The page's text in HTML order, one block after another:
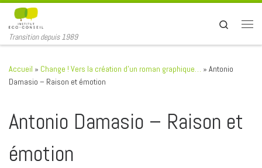
Passer au contenu
Transition depuis 1989
Search
Accueil » Change ! Vers la création d’un roman graphique… » Antonio
Damasio – Raison et émotion
Antonio Damasio – Raison et
émotion